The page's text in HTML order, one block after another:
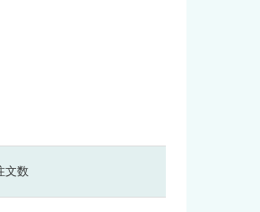
文数